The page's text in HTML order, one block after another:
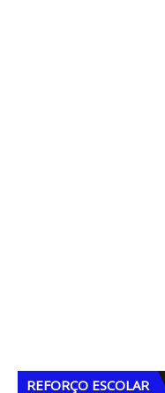
REFORÇO ESCOLAR